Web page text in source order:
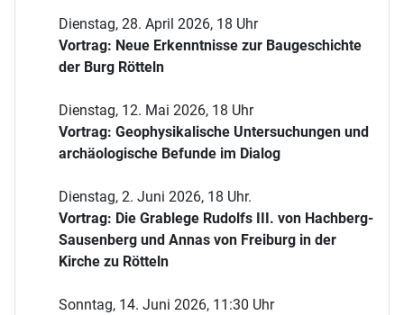
Dienstag, 28. April 2026, 18 Uhr
Vortrag: Neue Erkenntnisse zur Baugeschichte
der Burg Rötteln
Dienstag, 12. Mai 2026, 18 Uhr
Vortrag: Geophysikalische Untersuchungen und
archäologische Befunde im Dialog
Dienstag, 2. Juni 2026, 18 Uhr.
Vortrag: Die Grablege Rudolfs III. von Hachberg-
Sausenberg und Annas von Freiburg in der
Kirche zu Rötteln
Sonntag, 14. Juni 2026, 11:30 Uhr